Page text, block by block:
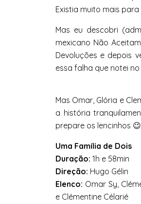
Existia muito mais
Mas eu descobri
mexicano Não
Devoluções e depois
essa falha que notei
Mas Omar, Glória e
a história
prepare os lencinhos 😉
Uma Família de Dois
Duração: 1h e 58min
Direção: Hugo Gélin
Elenco: Omar Sy,
e Clémentine Célarié